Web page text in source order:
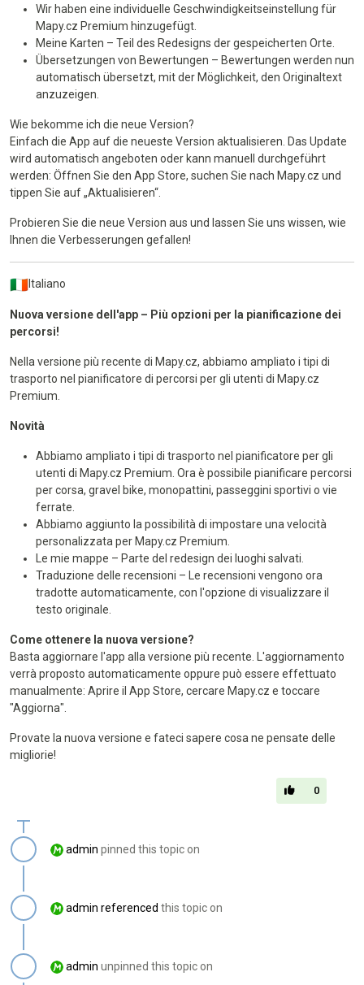
Wir haben eine individuelle Geschwindigkeitseinstellung für
Mapy.cz Premium hinzugefügt.
Meine Karten – Teil des Redesigns der gespeicherten Orte.
Übersetzungen von Bewertungen – Bewertungen werden nun
automatisch übersetzt, mit der Möglichkeit, den Originaltext
anzuzeigen.
Wie bekomme ich die neue Version?
Einfach die App auf die neueste Version aktualisieren. Das Update
wird automatisch angeboten oder kann manuell durchgeführt
werden: Öffnen Sie den App Store, suchen Sie nach Mapy.cz und
tippen Sie auf „Aktualisieren“.
Probieren Sie die neue Version aus und lassen Sie uns wissen, wie
Ihnen die Verbesserungen gefallen!
Italiano
Nuova versione dell'app – Più opzioni per la pianificazione dei
percorsi!
Nella versione più recente di Mapy.cz, abbiamo ampliato i tipi di
trasporto nel pianificatore di percorsi per gli utenti di Mapy.cz
Premium.
Novità
Abbiamo ampliato i tipi di trasporto nel pianificatore per gli
utenti di Mapy.cz Premium. Ora è possibile pianificare percorsi
per corsa, gravel bike, monopattini, passeggini sportivi o vie
ferrate.
Abbiamo aggiunto la possibilità di impostare una velocità
personalizzata per Mapy.cz Premium.
Le mie mappe – Parte del redesign dei luoghi salvati.
Traduzione delle recensioni – Le recensioni vengono ora
tradotte automaticamente, con l'opzione di visualizzare il
testo originale.
Come ottenere la nuova versione?
Basta aggiornare l'app alla versione più recente. L'aggiornamento
verrà proposto automaticamente oppure può essere effettuato
manualmente: Aprire il App Store, cercare Mapy.cz e toccare
"Aggiorna".
Provate la nuova versione e fateci sapere cosa ne pensate delle
migliorie!
0
admin pinned this topic on
admin referenced this topic on
admin unpinned this topic on